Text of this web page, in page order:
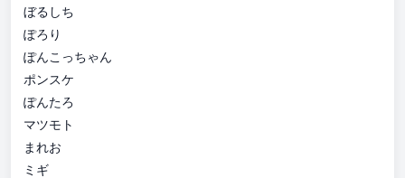
ぼるしち
ぽろり
ぽんこっちゃん
ポンスケ
ぽんたろ
マツモト
まれお
ミギ